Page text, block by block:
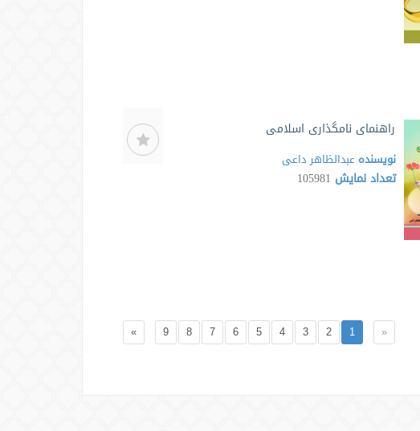
راهنمای نامگذاری اسلامی
نویسنده عبدالظاهر داعی
تعداد نمایش 105981
«
1
2
3
4
5
6
7
8
9
»